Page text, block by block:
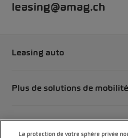
leasing@amag.ch
Leasing auto
Plus de solutions de mobilité
Notre entreprise
La protection de votre sphère privée